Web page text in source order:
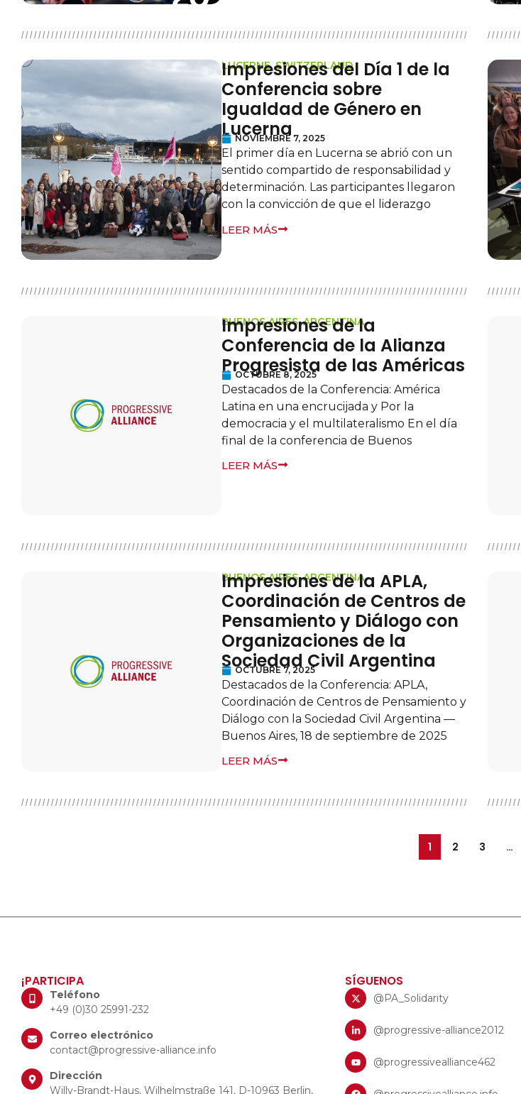
LUCERNE, SWITZERLAND
Impresiones del Día 1 de la
Conferencia sobre
Igualdad de Género en
Lucerna
NOVIEMBRE 7, 2025
El primer día en Lucerna se abrió con un
sentido compartido de responsabilidad y
determinación. Las participantes llegaron
con la convicción de que el liderazgo
LEER MÁS
BUENOS AIRES, ARGENTINA
Impresiones de la
Conferencia de la Alianza
Progresista de las Américas
OCTUBRE 8, 2025
Destacados de la Conferencia: América
Latina en una encrucijada y Por la
democracia y el multilateralismo En el día
final de la conferencia de Buenos
LEER MÁS
BUENOS AIRES, ARGENTINA
Impresiones de la APLA,
Coordinación de Centros de
Pensamiento y Diálogo con
Organizaciones de la
Sociedad Civil Argentina
OCTUBRE 7, 2025
Destacados de la Conferencia: APLA,
Coordinación de Centros de Pensamiento y
Diálogo con la Sociedad Civil Argentina —
Buenos Aires, 18 de septiembre de 2025
LEER MÁS
1 2 3 …
¡PARTICIPA
Teléfono
+49 (0)30 25991-232
Correo electrónico
contact@progressive-alliance.info
Dirección
Willy-Brandt-Haus, Wilhelmstraße 141, D-10963 Berlin,
SÍGUENOS
@PA_Solidarity
@progressive-alliance2012
@progressivealliance462